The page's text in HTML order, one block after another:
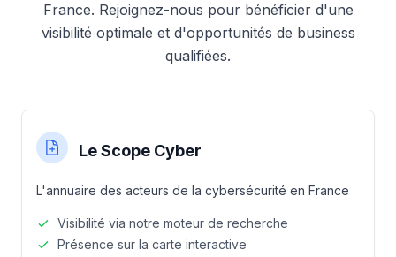
France. Rejoignez-nous pour bénéficier d'une
visibilité optimale et d'opportunités de business
qualifiées.
Le Scope Cyber
L'annuaire des acteurs de la cybersécurité en France
Visibilité via notre moteur de recherche
Présence sur la carte interactive